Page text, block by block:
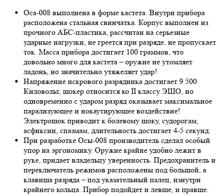
Оса-008 выполнена в форме кастета. Внутри прибора
расположена стальная свинчатка. Корпус выполнен из
прочного АБС-пластика, рассчитан на серьезные
ударные нагрузки, не греется при разряде, не пропускает
ток. Масса прибора достигает 100 граммов, что
довольно много для кастета – оружие не утомляет
ладонь, но значительно утяжеляет удар!
Напряжение искрового разрядника достигает 9 500
Киловольт, шокер относится ко II классу ЭШО, но
одновременно с ударом разряд оказывает максимальное
парализующее и нокаутирующее воздействие!
Электрошок приводит к болевому шоку, судорогам,
асфиксии, спазмам, длительность достигает 4-5 секунд.
При разработке Осы-008 производитель сделал особый
упор на эргономику. Оружие крайне удобно лежит в
руке, придает владельцу уверенность. Предохранитель и
переключатель режимов расположены под большой, а
клавиша разряда – под указательный палец, изнутри
крайнего кольца. Прибор подойдет и левше, и правше.